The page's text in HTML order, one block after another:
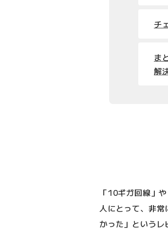
チ
ま
解
「10ギガ回線」
人にとって、非
かった」という